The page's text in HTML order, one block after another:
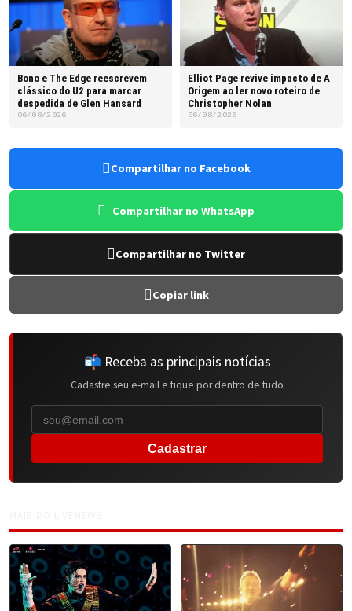
Bono e The Edge reescrevem
clássico do U2 para marcar
despedida de Glen Hansard
06/08/2026
Elliot Page revive impacto de A
Origem ao ler novo roteiro de
Christopher Nolan
06/08/2026
Compartilhar no Facebook
Compartilhar no WhatsApp
Compartilhar no Twitter
Copiar link
📬 Receba as principais notícias
Cadastre seu e-mail e fique por dentro de tudo
Cadastrar